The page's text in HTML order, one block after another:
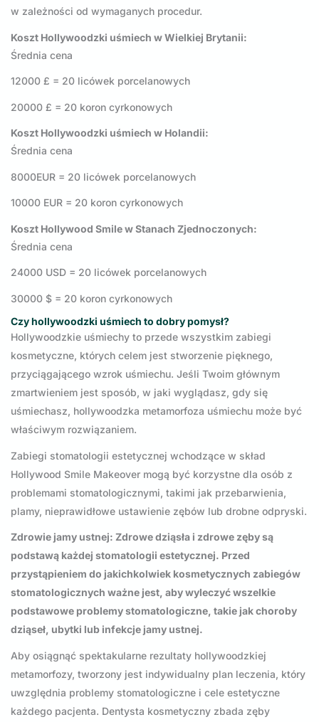
w zależności od wymaganych procedur.
Koszt Hollywoodzki uśmiech w Wielkiej Brytanii:
Średnia cena
12000 £ = 20 licówek porcelanowych
20000 £ = 20 koron cyrkonowych
Koszt Hollywoodzki uśmiech w Holandii:
Średnia cena
8000EUR = 20 licówek porcelanowych
10000 EUR = 20 koron cyrkonowych
Koszt Hollywood Smile w Stanach Zjednoczonych:
Średnia cena
24000 USD = 20 licówek porcelanowych
30000 $ = 20 koron cyrkonowych
Czy hollywoodzki uśmiech to dobry pomysł?
Hollywoodzkie uśmiechy to przede wszystkim zabiegi
kosmetyczne, których celem jest stworzenie pięknego,
przyciągającego wzrok uśmiechu. Jeśli Twoim głównym
zmartwieniem jest sposób, w jaki wyglądasz, gdy się
uśmiechasz, hollywoodzka metamorfoza uśmiechu może być
właściwym rozwiązaniem.
Zabiegi stomatologii estetycznej wchodzące w skład
Hollywood Smile Makeover mogą być korzystne dla osób z
problemami stomatologicznymi, takimi jak przebarwienia,
plamy, nieprawidłowe ustawienie zębów lub drobne odpryski.
Zdrowie jamy ustnej: Zdrowe dziąsła i zdrowe zęby są
podstawą każdej stomatologii estetycznej. Przed
przystąpieniem do jakichkolwiek kosmetycznych zabiegów
stomatologicznych ważne jest, aby wyleczyć wszelkie
podstawowe problemy stomatologiczne, takie jak choroby
dziąseł, ubytki lub infekcje jamy ustnej.
Aby osiągnąć spektakularne rezultaty hollywoodzkiej
metamorfozy, tworzony jest indywidualny plan leczenia, który
uwzględnia problemy stomatologiczne i cele estetyczne
każdego pacjenta. Dentysta kosmetyczny zbada zęby